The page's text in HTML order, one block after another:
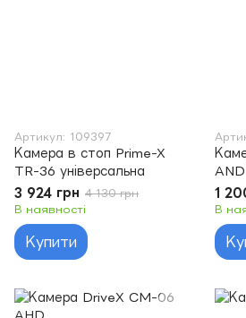
Артикул: 109397
Камера в стоп Prime-X
TR-36 універсальна
3 924 грн 4 130 грн
В наявності
Купити
AND
1
В